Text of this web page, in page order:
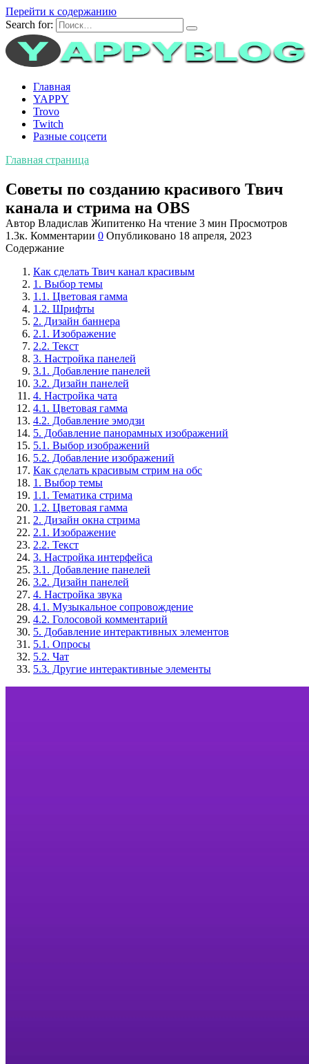
Перейти к содержанию
Search for:
Главная
YAPPY
Trovo
Twitch
Разные соцсети
Главная страница
Советы по созданию красивого Твич
канала и стрима на OBS
Автор Владислав Жипитенко На чтение 3 мин Просмотров
1.3к. Комментарии 0 Опубликовано 18 апреля, 2023
Содержание
Как сделать Твич канал красивым
1. Выбор темы
1.1. Цветовая гамма
1.2. Шрифты
2. Дизайн баннера
2.1. Изображение
2.2. Текст
3. Настройка панелей
3.1. Добавление панелей
3.2. Дизайн панелей
4. Настройка чата
4.1. Цветовая гамма
4.2. Добавление эмодзи
5. Добавление панорамных изображений
5.1. Выбор изображений
5.2. Добавление изображений
Как сделать красивым стрим на обс
1. Выбор темы
1.1. Тематика стрима
1.2. Цветовая гамма
2. Дизайн окна стрима
2.1. Изображение
2.2. Текст
3. Настройка интерфейса
3.1. Добавление панелей
3.2. Дизайн панелей
4. Настройка звука
4.1. Музыкальное сопровождение
4.2. Голосовой комментарий
5. Добавление интерактивных элементов
5.1. Опросы
5.2. Чат
5.3. Другие интерактивные элементы